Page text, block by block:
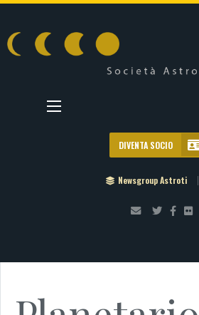
DIVENTA SOCIO
Newsgroup Astroti